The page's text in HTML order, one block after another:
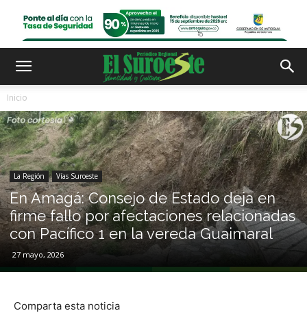
Inicio
La Región Vías Suroeste
En Amagá: Consejo de Estado deja en
firme fallo por afectaciones relacionadas
con Pacífico 1 en la vereda Guaimaral
27 mayo, 2026
Comparta esta noticia